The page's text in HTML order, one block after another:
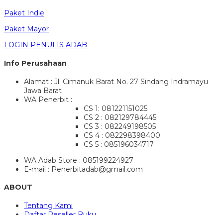
Paket Indie
Paket Mayor
LOGIN PENULIS ADAB
Info Perusahaan
Alamat : Jl. Cimanuk Barat No. 27 Sindang Indramayu
Jawa Barat
WA Penerbit :
CS 1: 081221151025
CS 2 : 082129784445
CS 3 : 082249198505
CS 4 : 082298398400
CS 5 : 085196034717
WA Adab Store : 085199224927
E-mail : Penerbitadab@gmail.com
ABOUT
Tentang Kami